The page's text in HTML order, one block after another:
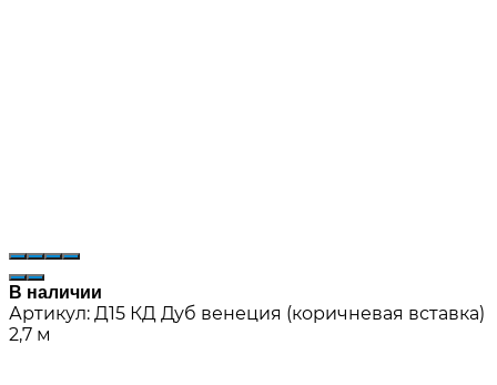
В наличии
Артикул: Д15 КД Дуб венеция (коричневая вставка)
2,7 м